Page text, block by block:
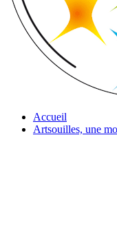
Accueil
Artsouilles, une